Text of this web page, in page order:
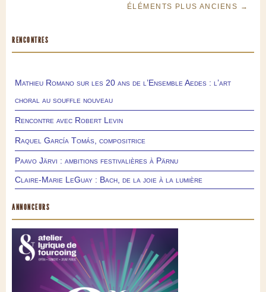
ÉLÉMENTS PLUS ANCIENS →
RENCONTRES
Mathieu Romano sur les 20 ans de l’Ensemble Aedes : l’art
choral au souffle nouveau
Rencontre avec Robert Levin
Raquel García Tomás, compositrice
Paavo Järvi : ambitions festivalières à Pärnu
Claire-Marie LeGuay : Bach, de la joie à la lumière
ANNONCEURS